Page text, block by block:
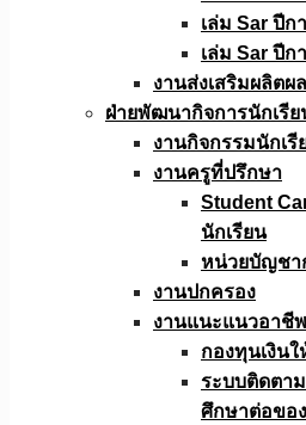
เล่ม Sar ปีก
เล่ม Sar ปีก
งานส่งเสริมผลิตผล
ฝ่ายพัฒนากิจการนักเรี
งานกิจกรรมนักเ
งานครูที่ปรึกษา
Student
นักเรียน
หน่วยบัญชา
งานปกครอง
งานแนะแนวอาชีพ
กองทุนเงิน
ระบบติดตา
ศึกษาต่อขอ